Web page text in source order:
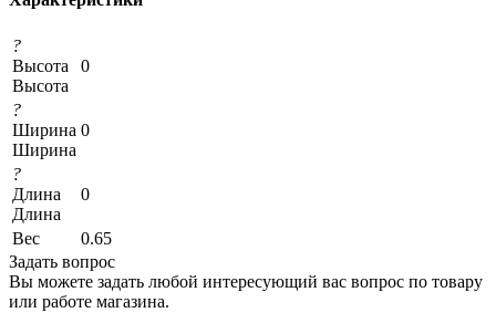
?
Высота
Высота
0
?
Ширина
Ширина
0
?
Длина
Длина
0
Вес
0.65
Задать вопрос
Вы можете задать любой интересующий вас вопрос по товару
или работе магазина.